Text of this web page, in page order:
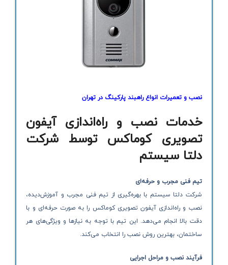
نصب و تعمیرات انواع راهبند پارکینگ در تهران
خدمات نصب و راه‌اندازی آیفون
تصویری کوماکس توسط شرکت
دلتا سیستم
تیم فنی مجرب و حرفه‌ای
شرکت دلتا سیستم با بهره‌گیری از تیم فنی مجرب و آموزش‌دیده،
نصب و راه‌اندازی آیفون تصویری کوماکس را به صورت حرفه‌ای و با
دقت بالا انجام می‌دهد. این تیم با توجه به نیازها و ویژگی‌های هر
ساختمان، بهترین روش نصب را انتخاب می‌کند.
فرآیند نصب و مراحل اجرایی